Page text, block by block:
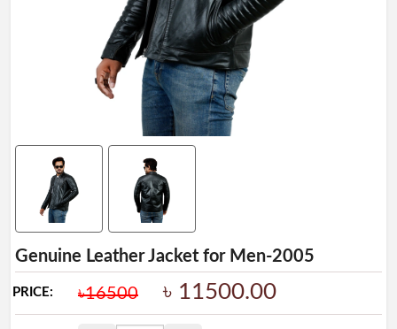
Wallet
Leather
Shoes
Genuine Leather Jacket for Men-2005
PRICE: ৳16500 ৳ 11500.00